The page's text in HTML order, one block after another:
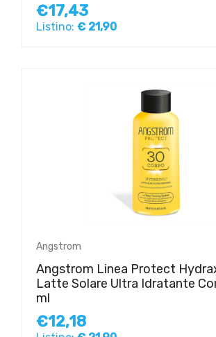
€17,43
Listino: € 21,90
Angstrom
Angstrom Linea Protect
Latte Solare Ultra Idratante
ml
€12,18